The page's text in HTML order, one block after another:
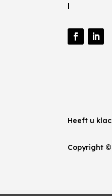
l
Heeft u
Copyright ©